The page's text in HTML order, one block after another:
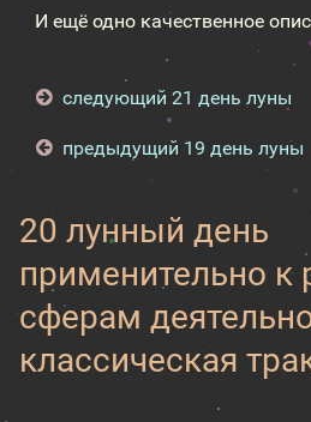
И ещё одно качественное
следующий 21 день луны
предыдущий 19 день луны
20 лунный день
применительно к
сферам
классическая